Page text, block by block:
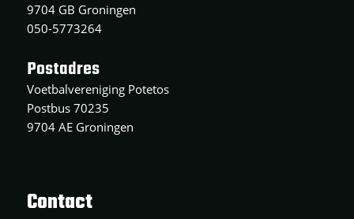
9704 GB Groningen
050-5773264
Postadres
Voetbalvereniging Potetos
Postbus 70235
9704 AE Groningen
Contact